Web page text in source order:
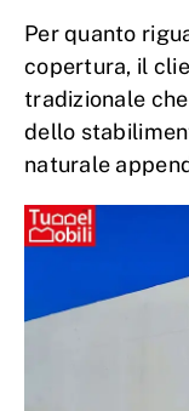
Per quanto
copertura, il
tradizionale
dello
naturale